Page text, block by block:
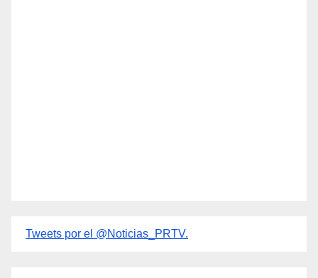
Tweets por el @Noticias_PRTV.